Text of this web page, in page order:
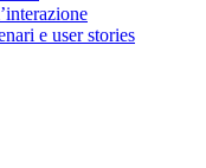
e user stories